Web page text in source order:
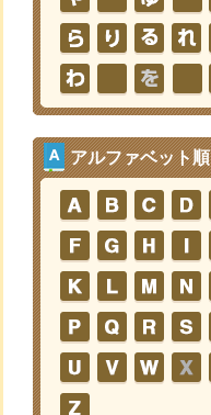
アルファベット順